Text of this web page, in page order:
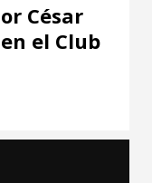
César
el Club